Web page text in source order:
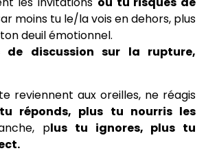
moins tu le/la vois en dehors, plus
deuil émotionnel.
de discussion sur la rupture,
reviennent aux oreilles, ne réagis
réponds, plus tu nourris les
plus tu ignores, plus tu